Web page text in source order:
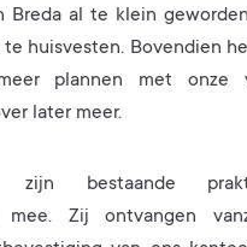
Breda al te klein
huisvesten. Bovendien
plannen met onze
later meer.
zijn bestaande
mee. Zij ontvangen